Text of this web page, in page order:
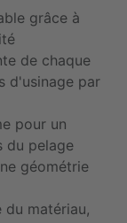
grâce à
de chaque
d'usinage par
pour un
du pelage
géométrie
du matériau,